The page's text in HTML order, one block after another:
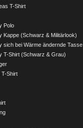
T-Shirt
Polo
Kappe (Schwarz & Militärlook)
sich bei Wärme ändernde Tasse
T-Shirt (Schwarz & Grau)
T-Shirt